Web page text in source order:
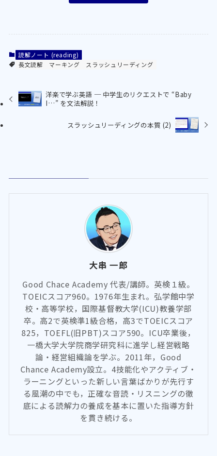
読解ノート (reading)
長文読解
マーキング スラッシュリーディング
洋楽で学ぶ英語 ─ 中学生のリクエストで “Baby
I…” を文法解説！
スラッシュリーディングの本質 (2)
大串 一郎
Good Chace Academy 代表/講師。英検１級。
TOEICスコア960。1976年生まれ。弘学館中学
校・高等学校，国際基督教大学(ICU)教養学部
卒。高2で英検準1級合格，高3でTOEICスコア
825，TOEFL(旧PBT)スコア590。ICU卒業後，
一橋大学大学院商学研究科に進学し経営戦略
論・経営組織論を学ぶ。2011年，Good
Chance Academy設立。4技能化やアクティブ・
ラーニングといった新しい言葉ばかりが先行す
る風潮の中でも，正確な音読・リスニングの徹
底による読解力の養成を基本に置いた指導方針
を貫き続ける。